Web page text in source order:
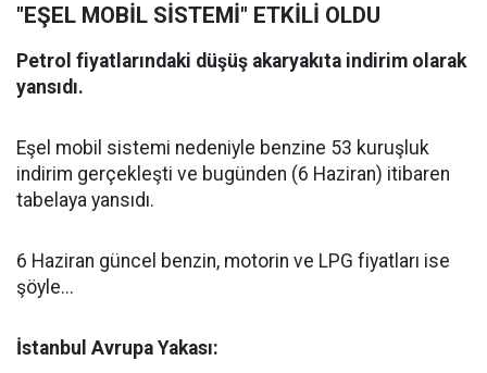
"EŞEL MOBİL SİSTEMİ" ETKİLİ OLDU
Petrol fiyatlarındaki düşüş akaryakıta indirim olarak
yansıdı.
Eşel mobil sistemi nedeniyle benzine 53 kuruşluk
indirim gerçekleşti ve bugünden (6 Haziran) itibaren
tabelaya yansıdı.
6 Haziran güncel benzin, motorin ve LPG fiyatları ise
şöyle...
İstanbul Avrupa Yakası: